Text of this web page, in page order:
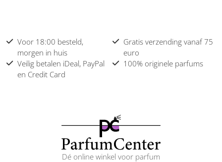
Voor 18:00 besteld,
morgen in huis
Gratis verzending vanaf 75
euro
Veilig betalen iDeal, PayPal
en Credit Card
100% originele parfums
Dé online winkel voor parfum